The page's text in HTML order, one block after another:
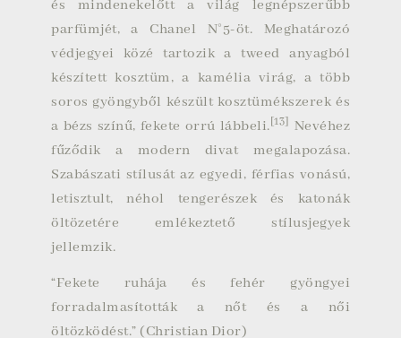
és mindenekelőtt a világ legnépszerűbb
parfümjét, a Chanel N°5-öt. Meghatározó
védjegyei közé tartozik atweed anyagból
készített kosztüm, a kamélia virág, a több
soros gyöngyből készült kosztümékszerek és
a bézs színű, fekete orrú lábbeli.[13] Nevéhez
fűződik a modern divat megalapozása.
Szabászati stílusát az egyedi, férfias vonású,
letisztult, néhol tengerészek és katonák
öltözetére emlékeztető stílusjegyek
jellemzik.
“Fekete ruhája és fehér gyöngyei
forradalmasították a nőt és a női
öltözködést.” (Christian Dior)